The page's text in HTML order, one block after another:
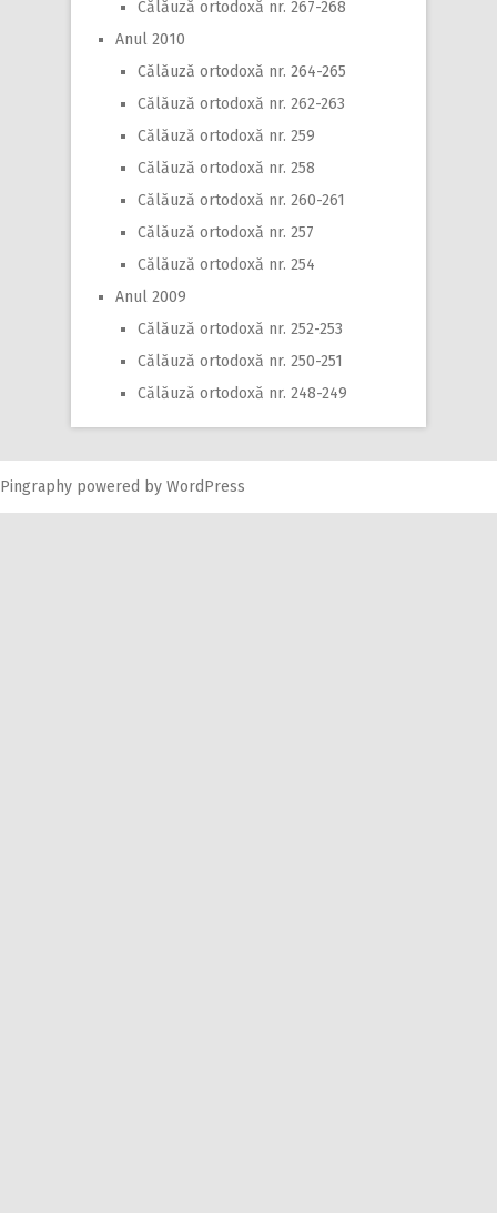
Călăuză ortodoxă nr. 267-268
Anul 2010
Călăuză ortodoxă nr. 264-265
Călăuză ortodoxă nr. 262-263
Călăuză ortodoxă nr. 259
Călăuză ortodoxă nr. 258
Călăuză ortodoxă nr. 260-261
Călăuză ortodoxă nr. 257
Călăuză ortodoxă nr. 254
Anul 2009
Călăuză ortodoxă nr. 252-253
Călăuză ortodoxă nr. 250-251
Călăuză ortodoxă nr. 248-249
Pingraphy powered by WordPress